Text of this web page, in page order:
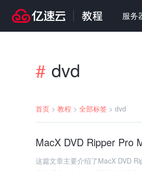
服务
# dvd
首页 > 教程 > 全部标签 > dvd
MacX DVD Ripper Pro
这篇文章主要介绍了MacX DVD